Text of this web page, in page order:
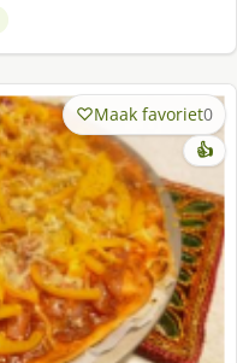
Maak favoriet0
👍